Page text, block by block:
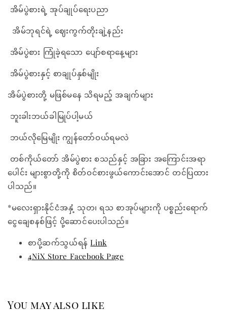
အိမ်ပွဲစားရဲ့ အုပ်ချုပ်ရေးပညာ
အိမ်ဘုရင်ရဲ့ ဈေးကွက်တိုးချဲ့နည်း
အိမ်ပွဲစား ကြုံခဲ့ရသော ပျော်စရာနေ့များ
အိမ်ပွဲစားနှင့် စာချုပ်နှစ်မျိုး
အိမ်ပွဲစားတို့ မဖြစ်မနေ သိရမည့် အချက်များ
ဘူးခါးဘယ်ခါမြုပ်ပါ့မယ်
ဘယ်လိုမြေမျိုး ကျွန်တော်ဝယ်ရမလဲ
တစ်ကိုယ်တော် အိမ်ပွဲစား စသည်နှင့် အခြား အကြောင်းအရာ
ပေါင်း များစွာတို့ကို စိတ်ဝင်စားဖွယ်ကောင်းအောင် တင်ပြထား
ပါသည်။
*မလေးရှားနိုင်ငံအနှံ့ သုတ၊ ရသ စာအုပ်များကို ပစ္စည်းရောက်
ငွေချေစနစ်ဖြင့် ပို့ဆောင်ပေးပါသည်။
စာပို့ဆက်သွယ်ရန်Link
4NiX Store Facebook Page
You may also like